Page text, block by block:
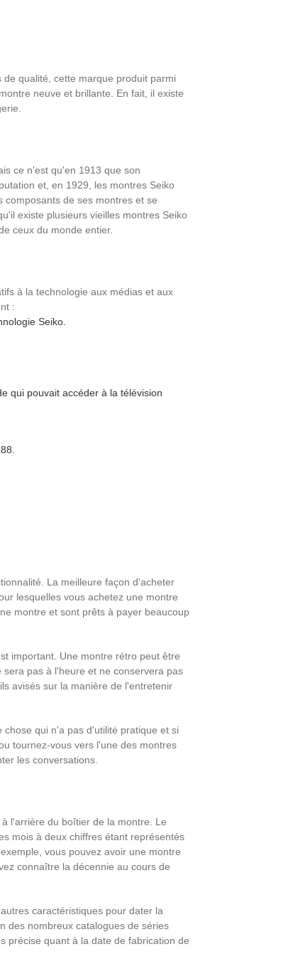
qualité, cette marque produit parmi
neuve et brillante. En fait, il existe
ce n'est qu'en 1913 que son
et, en 1929, les montres Seiko
de ses montres et se
existe plusieurs vieilles montres Seiko
ceux du monde entier.
à la technologie aux médias et aux
:
Seiko.
qui pouvait accéder à la télévision
La meilleure façon d'acheter
lesquelles vous achetez une montre
montre et sont prêts à payer beaucoup
important. Une montre rétro peut être
pas à l'heure et ne conservera pas
avisés sur la manière de l'entretenir
qui n'a pas d'utilité pratique et si
tournez-vous vers l'une des montres
les conversations.
l'arrière du boîtier de la montre. Le
mois à deux chiffres étant représentés
vous pouvez avoir une montre
connaître la décennie au cours de
caractéristiques pour dater la
des nombreux catalogues de séries
précise quant à la date de fabrication de